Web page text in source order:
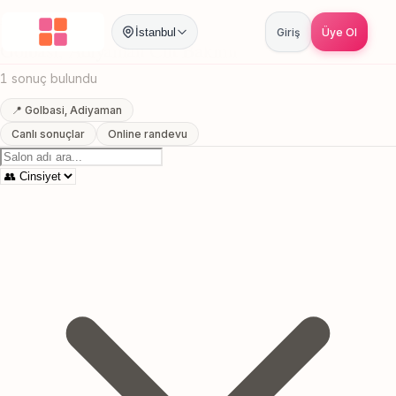
İstanbul Giriş Üye Ol
Anasayfa / Adiyaman / /
Golbasi, Adiyaman Cilt Bakımı
1 sonuç bulundu
📍 Golbasi, Adiyaman
Canlı sonuçlar
Online randevu